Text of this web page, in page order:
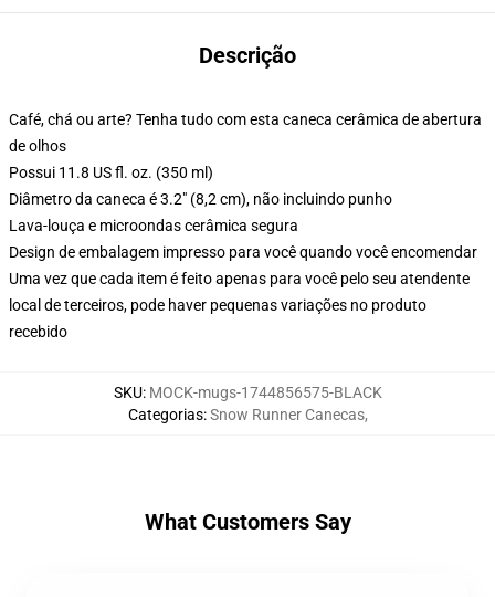
Descrição
Café, chá ou arte? Tenha tudo com esta caneca cerâmica de abertura
de olhos
Possui 11.8 US fl. oz. (350 ml)
Diâmetro da caneca é 3.2" (8,2 cm), não incluindo punho
Lava-louça e microondas cerâmica segura
Design de embalagem impresso para você quando você encomendar
Uma vez que cada item é feito apenas para você pelo seu atendente
local de terceiros, pode haver pequenas variações no produto
recebido
SKU: MOCK-mugs-1744856575-BLACK
Categorias:Snow Runner Canecas,
What Customers Say